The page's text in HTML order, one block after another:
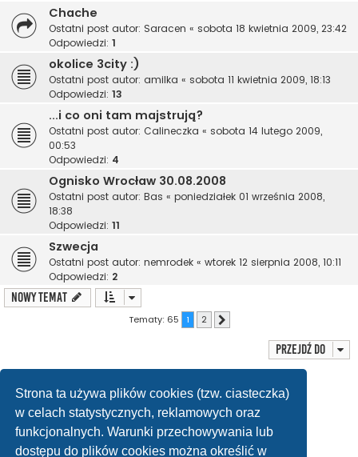
Strona ta używa plików cookies (tzw. ciasteczka)
w celach statystycznych, reklamowych oraz
funkcjonalnych. Warunki przechowywania lub
dostępu do plików cookies można określić w
Chache
Ostatni post autor: Saracen « sobota 18 kwietnia 2009, 23:42
Odpowiedzi: 1
okolice 3city :)
Ostatni post autor: amilka « sobota 11 kwietnia 2009, 18:13
Odpowiedzi: 13
...i co oni tam majstrują?
Ostatni post autor: Calineczka « sobota 14 lutego 2009,
00:53
Odpowiedzi: 4
Ognisko Wrocław 30.08.2008
Ostatni post autor: Bas « poniedziałek 01 września 2008,
18:38
Odpowiedzi: 11
Szwecja
Ostatni post autor: nemrodek « wtorek 12 sierpnia 2008, 10:11
Odpowiedzi: 2
NOWY TEMAT
Tematy: 65 1 2
Przejdź do
Nie możesztworzyć nowych tematów
Nie możeszodpowiadać w tematach
Nie możesz zmieniać swoich postów
Nie możeszusuwać swoich postów
Nie możeszdodawać załączników